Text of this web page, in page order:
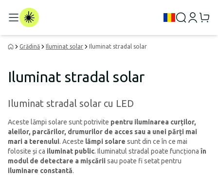
Grădină Iluminat solar Iluminat stradal solar
Iluminat stradal solar
Iluminat stradal solar cu LED
Aceste lămpi solare sunt potrivite pentru iluminarea curților,
aleilor, parcărilor, drumurilor de acces sau a unei părți mai
mari a terenului. Aceste lămpi solare sunt din ce în ce mai
folosite și ca iluminat public. Iluminatul stradal poate funcționa în
modul de detectare a mișcării sau poate fi setat pentru
iluminare constantă.